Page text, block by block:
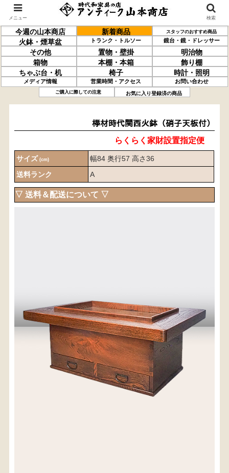
今週の山本商店 新着商品 スタッフのおすすめ商品
火鉢・煙草盆 トランク・トルソー 鏡台・鏡・ドレッサー
その他 置物・壁掛
明治物
箱物
本棚・本箱
飾り棚
ちゃぶ台・机
椅子 時計・照明
メディア情報 営業時間・アクセス お問い合わせ
ご購入に際しての注意 お気に入り登録済の商品
時代関西火鉢（硝子天板付）
﨔材時代関西火鉢（硝子天板付）
らくらく家財設置指定便
サイズ (cm)
幅84 奥行57 高さ36
送料ランク
A
▽ 送料＆配送について ▽
【送料を確認する】
お届け先、送料ランクを選択する事で送料が表
示されます。
お届け先
メニュー 検索